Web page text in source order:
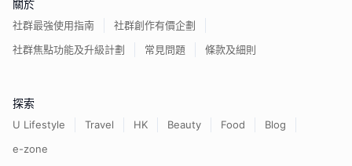
關於
社群最強使用指南
社群創作有價企劃
社群焦點功能及升級計劃
常見問題 條款及細則
探索
U Lifestyle Travel HK Beauty Food
Blog
e-zone